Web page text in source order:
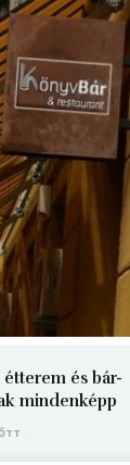
és bár-
mindenképp